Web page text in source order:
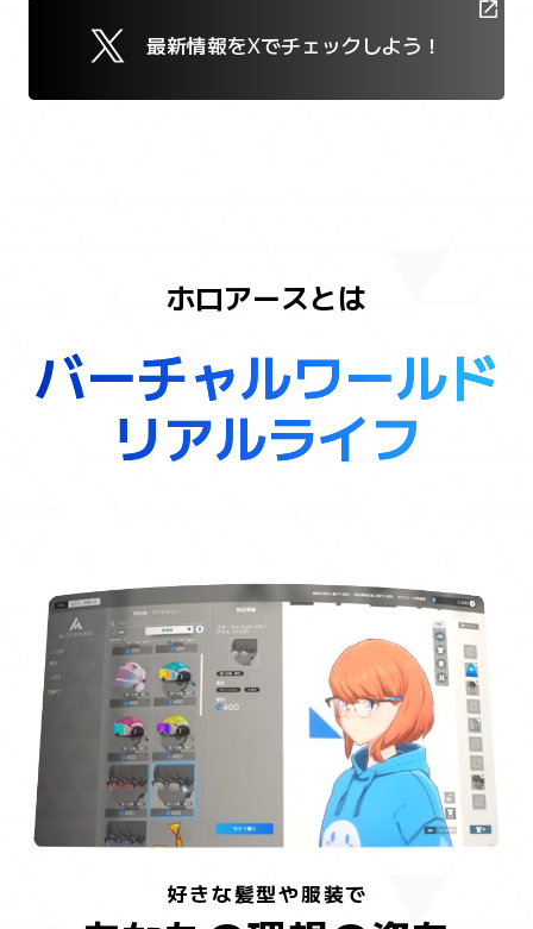
最新情報をXでチェックしよう！
ホロアースとは
バーチャルワールド
リアルライフ
バーチャルワールド
リアルライフ
好きな髪型や服装で